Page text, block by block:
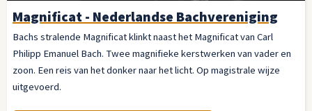
Magnificat - Nederlandse Bachvereniging
Bachs stralende Magnificat klinkt naast het Magnificat van Carl
Philipp Emanuel Bach. Twee magnifieke kerstwerken van vader en
zoon. Een reis van het donker naar het licht. Op magistrale wijze
uitgevoerd.